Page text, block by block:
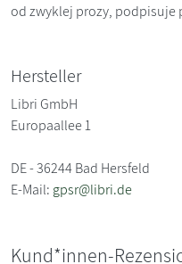
od zwyklej prozy, podpisuje
Hersteller
Libri GmbH
Europaallee 1
DE - 36244 Bad Hersfeld
E-Mail: gpsr@libri.de
Kund*innen-